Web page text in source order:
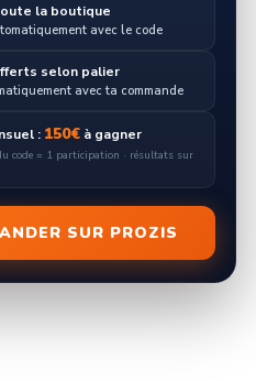
la boutique
avec le code
selon palier
avec ta commande
: 150€ à gagner
code = 1 participation · résultats sur
SUR PROZIS